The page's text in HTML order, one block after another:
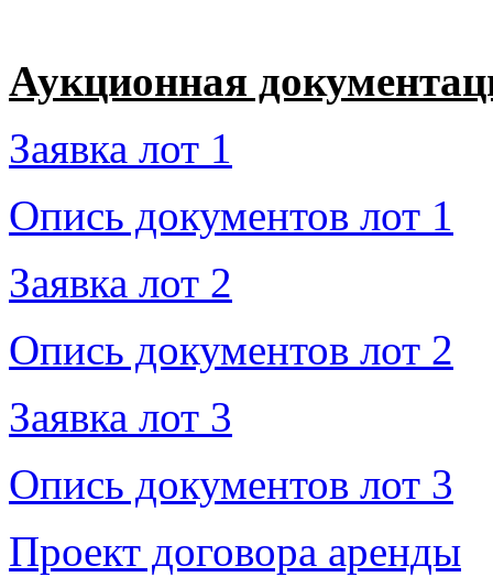
Аукционная
Заявка лот 1
Опись документов лот 1
Заявка лот 2
Опись документов лот 2
Заявка лот 3
Опись документов лот 3
Проект договора аренды